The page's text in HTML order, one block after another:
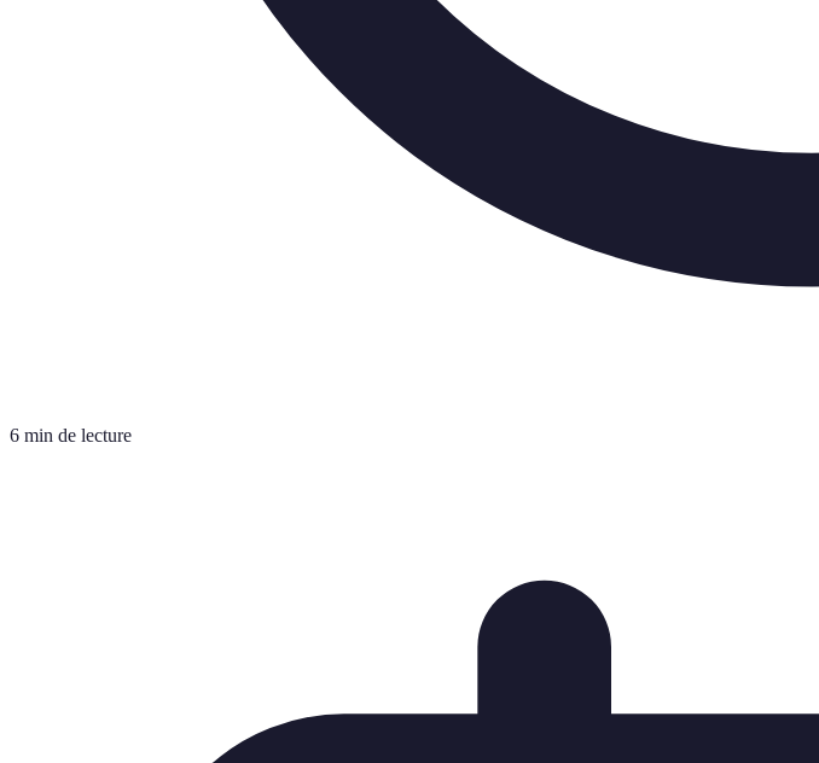
6 min de lecture